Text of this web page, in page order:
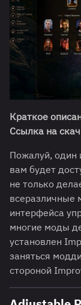
Краткое
Ссылка на
Пожалуй, один
вам будет
не только
всеразличные
интерфейса
многие моды
установлен
заняться
стороной